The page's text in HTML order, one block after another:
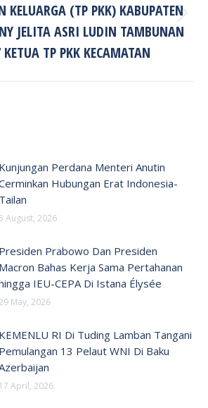
Next
post:
KELUARGA (TP PKK) KABUPATEN
JELITA ASRI LUDIN TAMBUNAN
TP PKK KECAMATAN
Kunjungan Perdana Menteri Anutin
Hubungan Erat Indonesia-
Tailan
5 August, 2026
Presiden Prabowo Dan Presiden
Macron Bahas Kerja Sama Pertahanan
IEU-CEPA Di Istana Élysée
May, 2026
KEMENLU RI Di Tuding Lamban Tangani
Pemulangan 13 Pelaut WNI Di Baku
17 April, 2026